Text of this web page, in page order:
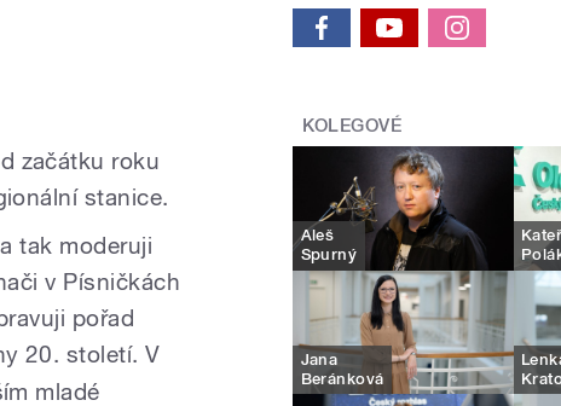
začátku roku
stanice.
tak moderuji
v Písničkách
pořad
20. století. V
mladé
KOLEGOVÉ
Aleš
Spurný
Jana
Beránková